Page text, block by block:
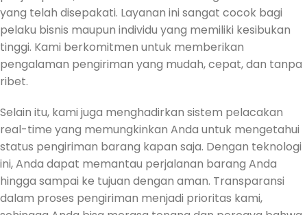
yang telah disepakati. Layanan ini sangat cocok bagi
pelaku bisnis maupun individu yang memiliki kesibukan
tinggi. Kami berkomitmen untuk memberikan
pengalaman pengiriman yang mudah, cepat, dan tanpa
ribet.
Selain itu, kami juga menghadirkan sistem pelacakan
real-time yang memungkinkan Anda untuk mengetahui
status pengiriman barang kapan saja. Dengan teknologi
ini, Anda dapat memantau perjalanan barang Anda
hingga sampai ke tujuan dengan aman. Transparansi
dalam proses pengiriman menjadi prioritas kami,